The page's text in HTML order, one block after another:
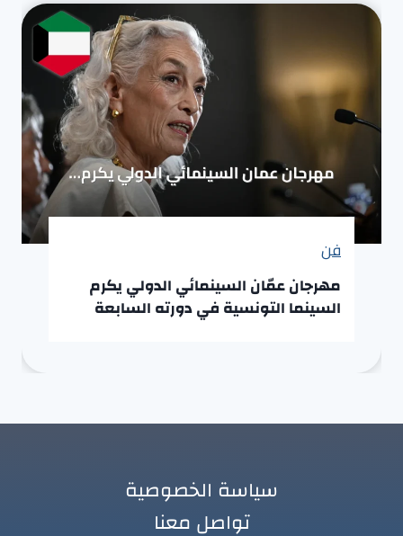
فن
مهرجان عمّان السينمائي الدولي يكرم
السينما التونسية في دورته السابعة
سياسة الخصوصية
تواصل معنا